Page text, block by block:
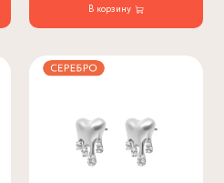
В корзину